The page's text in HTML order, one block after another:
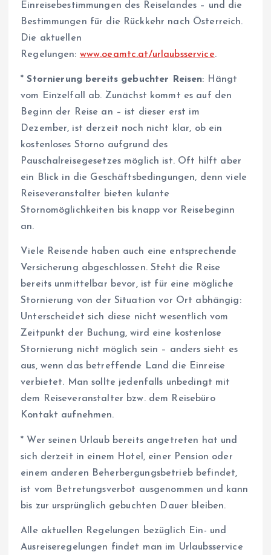
Einreisebestimmungen des Reiselandes – und die
Bestimmungen für die Rückkehr nach Österreich.
Die aktuellen
Regelungen: www.oeamtc.at/urlaubsservice.
*Stornierung bereits gebuchter Reisen: Hängt
vom Einzelfall ab. Zunächst kommt es auf den
Beginn der Reise an – ist dieser erst im
Dezember, ist derzeit noch nicht klar, ob ein
kostenloses Storno aufgrund des
Pauschalreisegesetzes möglich ist. Oft hilft aber
ein Blick in die Geschäftsbedingungen, denn viele
Reiseveranstalter bieten kulante
Stornomöglichkeiten bis knapp vor Reisebeginn
an.
Viele Reisende haben auch eine entsprechende
Versicherung abgeschlossen. Steht die Reise
bereits unmittelbar bevor, ist für eine mögliche
Stornierung von der Situation vor Ort abhängig:
Unterscheidet sich diese nicht wesentlich vom
Zeitpunkt der Buchung, wird eine kostenlose
Stornierung nicht möglich sein – anders sieht es
aus, wenn das betreffende Land die Einreise
verbietet. Man sollte jedenfalls unbedingt mit
dem Reiseveranstalter bzw. dem Reisebüro
Kontakt aufnehmen.
* Wer seinen Urlaub bereits angetreten hat und
sich derzeit in einem Hotel, einer Pension oder
einem anderen Beherbergungsbetrieb befindet,
ist vom Betretungsverbot ausgenommen und kann
bis zur ursprünglich gebuchten Dauer bleiben.
Alle aktuellen Regelungen bezüglich Ein- und
Ausreiseregelungen findet man im Urlaubsservice